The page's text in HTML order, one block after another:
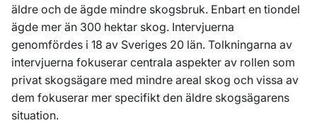
äldre och de ägde mindre skogsbruk. Enbart en tiondel
ägde mer än 300 hektar skog. Intervjuerna
genomfördes i 18 av Sveriges 20 län. Tolkningarna av
intervjuerna fokuserar centrala aspekter av rollen som
privat skogsägare med mindre areal skog och vissa av
dem fokuserar mer specifikt den äldre skogsägarens
situation.